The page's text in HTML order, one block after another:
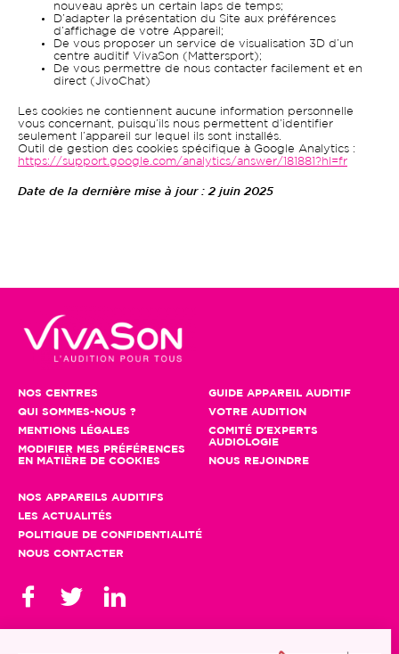
nouveau après un certain laps de temps;
D’adapter la présentation du Site aux préférences
d’affichage de votre Appareil;
De vous proposer un service de visualisation 3D d’un
centre auditif VivaSon (Mattersport);
De vous permettre de nous contacter facilement et en
direct (JivoChat)
Les cookies ne contiennent aucune information personnelle
vous concernant, puisqu’ils nous permettent d’identifier
seulement l’appareil sur lequel ils sont installés.
Outil de gestion des cookies spécifique à Google Analytics :
https://support.google.com/analytics/answer/181881?hl=fr
Date de la dernière mise à jour : 2 juin 2025
NOS CENTRES
QUI SOMMES-NOUS ?
MENTIONS LÉGALES
MODIFIER MES PRÉFÉRENCES
EN MATIÈRE DE COOKIES
GUIDE APPAREIL AUDITIF
VOTRE AUDITION
COMITÉ D'EXPERTS
AUDIOLOGIE
NOUS REJOINDRE
NOS APPAREILS AUDITIFS
LES ACTUALITÉS
POLITIQUE DE CONFIDENTIALITÉ
NOUS CONTACTER